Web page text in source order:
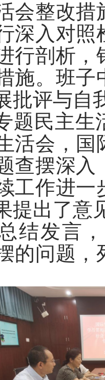
会整改
深入对
行剖析
施。班
批评与自
题民主生
活会，
查摆深
工作进
提出了意
结发言
的问题